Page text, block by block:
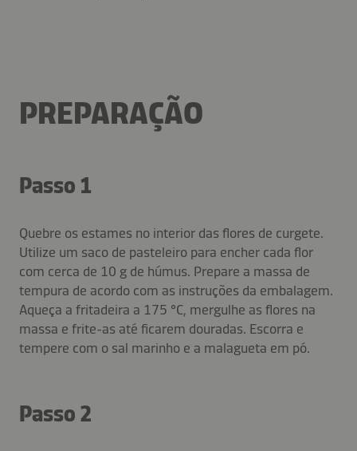
PREPARAÇÃO
Passo 1
Quebre os estames no interior das flores de curgete.
Utilize um saco de pasteleiro para encher cada flor
com cerca de 10 g de húmus. Prepare a massa de
tempura de acordo com as instruções da embalagem.
Aqueça a fritadeira a 175 °C, mergulhe as flores na
massa e frite-as até ficarem douradas. Escorra e
tempere com o sal marinho e a malagueta em pó.
Passo 2